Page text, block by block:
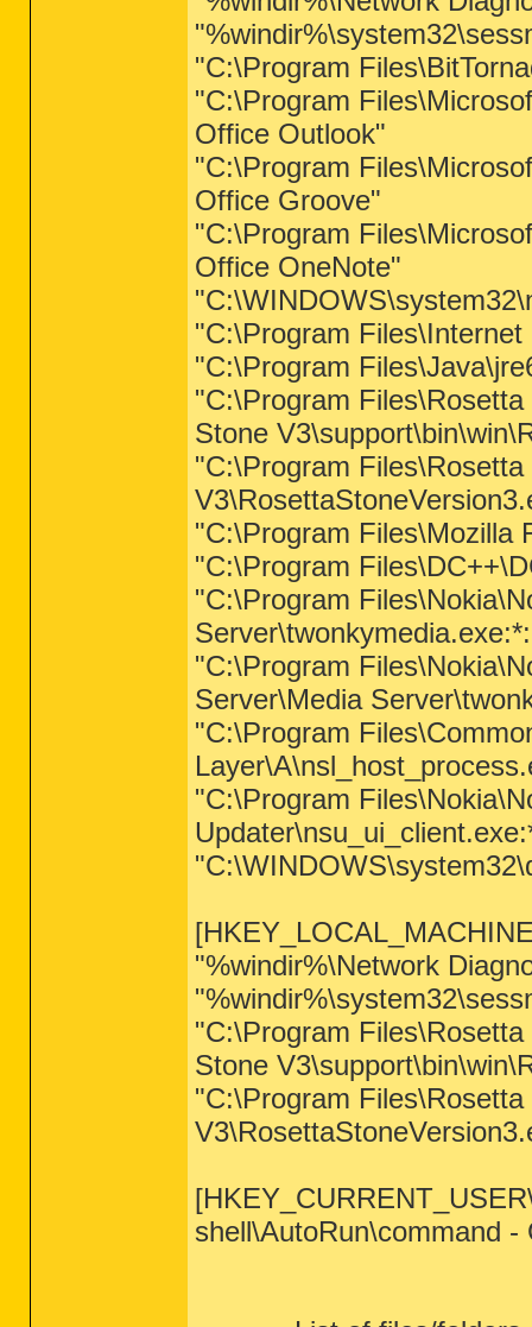
"C:\Program
"C:\Program
Office Outlook"
"C:\Program
Office Groove"
"C:\Program
Office OneNote"
"C:\Program
"C:\Program
"C:\Program
Stone
"C:\Program
"C:\Program Files\Mozilla
"C:\Program
"C:\Program
"C:\Program
Server\Media
"C:\Program
"C:\Program
"%windir%\Network
"C:\Program
Stone
"C:\Program
shell\AutoRun\command